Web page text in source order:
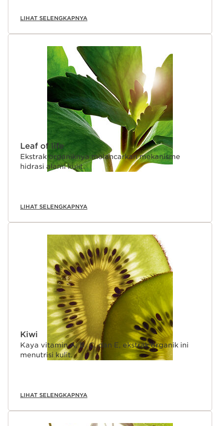
LIHAT SELENGKAPNYA
Leaf of life
Ekstrak organiknya melancarkan mekanisme
hidrasi alami kulit.
LIHAT SELENGKAPNYA
Kiwi
Kaya vitamin A, B, C, dan E, ekstrak organik ini
menutrisi kulit.
LIHAT SELENGKAPNYA